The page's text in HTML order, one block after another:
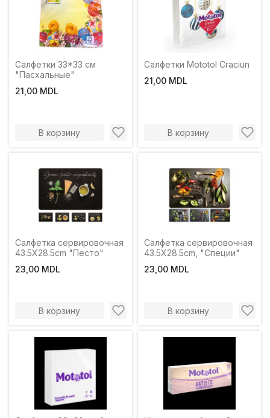
Салфетки 33*33 см
"Пасхальные"
21,00 MDL
В корзину
Салфетки Mototol Craciun
21,00 MDL
В корзину
Салфетка сервировочная
43.5Х28.5cm "Песто"
23,00 MDL
В корзину
Салфетка сервировочная
43.5Х28.5cm, "Специи"
23,00 MDL
В корзину